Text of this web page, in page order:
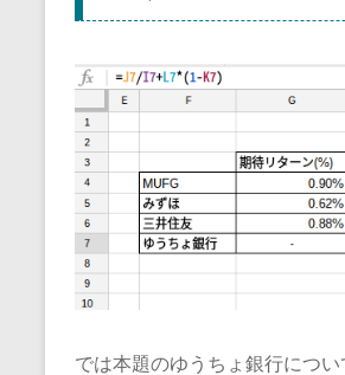
では本題のゆうちょ銀行につい